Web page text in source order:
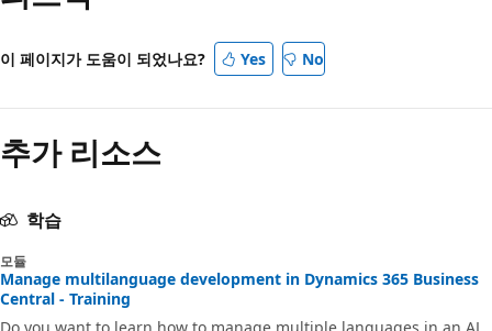
사
안
함
이 페이지가 도움이 되었나요? Yes No
추가 리소스
학습
모듈
Manage multilanguage development in Dynamics 365 Business
Central - Training
Do you want to learn how to manage multiple languages in an AL